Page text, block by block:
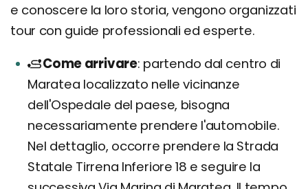
e conoscere la loro storia, vengono organizzati
tour con guide professionali ed esperte.
Come arrivare partendo dal centro di
Maratea localizzato nelle vicinanze
dell'Ospedale del paese, bisogna
necessariamente prendere l'automobile.
Nel dettaglio, occorre prendere la Strada
Statale Tirrena Inferiore 18 e seguire la